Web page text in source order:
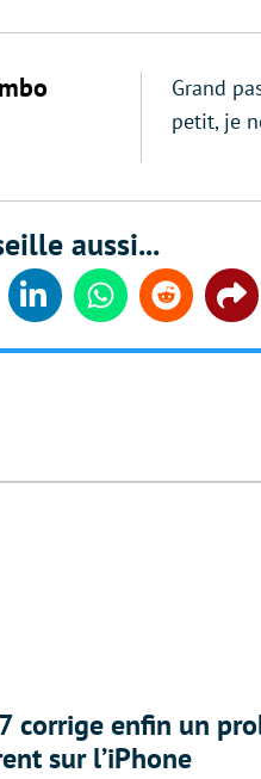
Grand
petit, je
aussi...
LinkedinWhatsappReddit
corrige enfin un
sur l’iPhone